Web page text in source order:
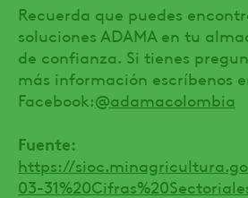
Recuerda que puedes
soluciones ADAMA en tu
de confianza. Si tienes
más información escríbenos
Facebook:@adamacolombia
Fuente:
https://
03-